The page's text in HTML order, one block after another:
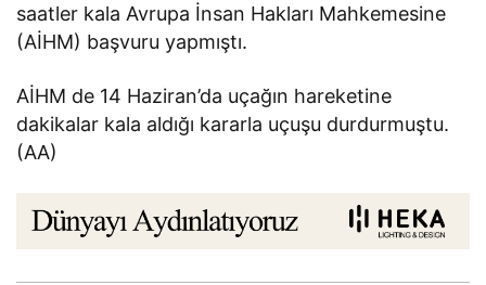
saatler kala Avrupa İnsan Hakları Mahkemesine
(AİHM) başvuru yapmıştı.
AİHM de 14 Haziran’da uçağın hareketine
dakikalar kala aldığı kararla uçuşu durdurmuştu.
(AA)